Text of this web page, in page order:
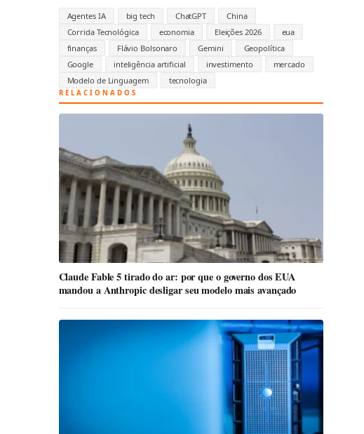
Agentes IA big tech ChatGPT
China
Corrida Tecnológica
economia Eleições 2026
eua
finanças
Flávio Bolsonaro Gemini
Geopolítica
Google
inteligência artificial investimento
mercado
Modelo de Linguagem
tecnologia
RELACIONADOS
Claude Fable 5 tirado do ar: por que o governo dos EUA
mandou a Anthropic desligar seu modelo mais avançado